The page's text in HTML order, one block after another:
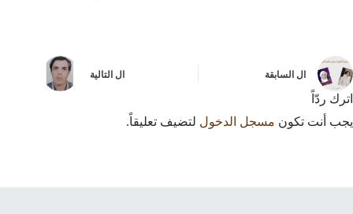
ال السابقة ال التالية
اترك ردّاً
يجب أنت تكون مسجل الدخول لتضيف تعليقاً.